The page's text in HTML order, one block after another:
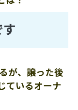
が、譲った後
ているオーナ